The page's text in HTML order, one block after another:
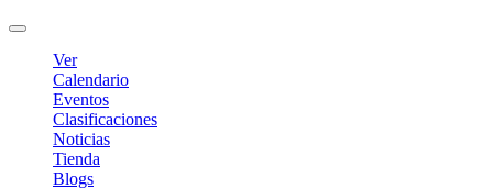
Ver
Calendario
Eventos
Clasificaciones
Noticias
Tienda
Blogs